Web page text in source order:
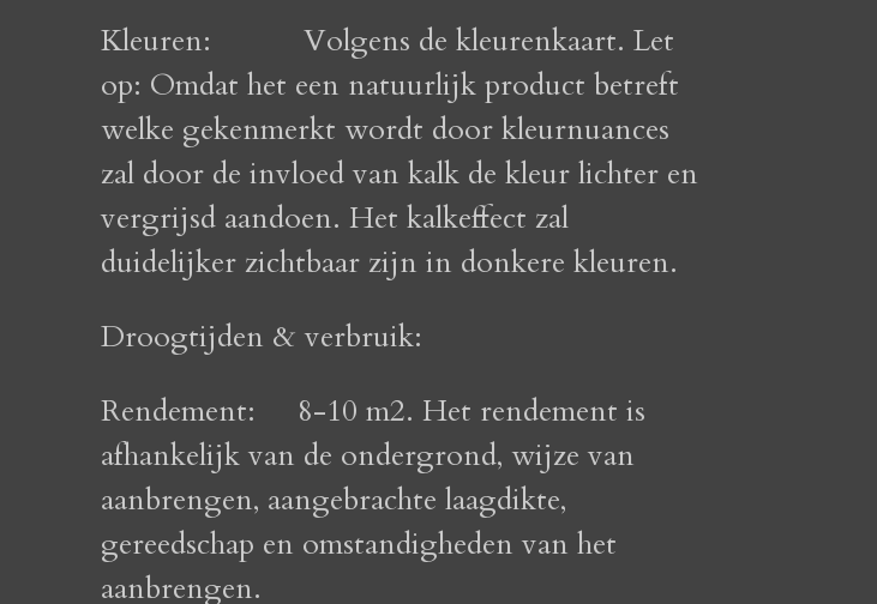
Kleuren:
Volgens de kleurenkaart. Let
op: Omdat het een natuurlijk product betreft
welke gekenmerkt wordt door kleurnuances
zal door de invloed van kalk de kleur lichter en
vergrijsd aandoen. Het kalkeffect zal
duidelijker zichtbaar zijn in donkere kleuren.
Droogtijden & verbruik:
Rendement:
8-10 m2. Het rendement is
afhankelijk van de ondergrond, wijze van
aanbrengen, aangebrachte laagdikte,
gereedschap en omstandigheden van het
aanbrengen.